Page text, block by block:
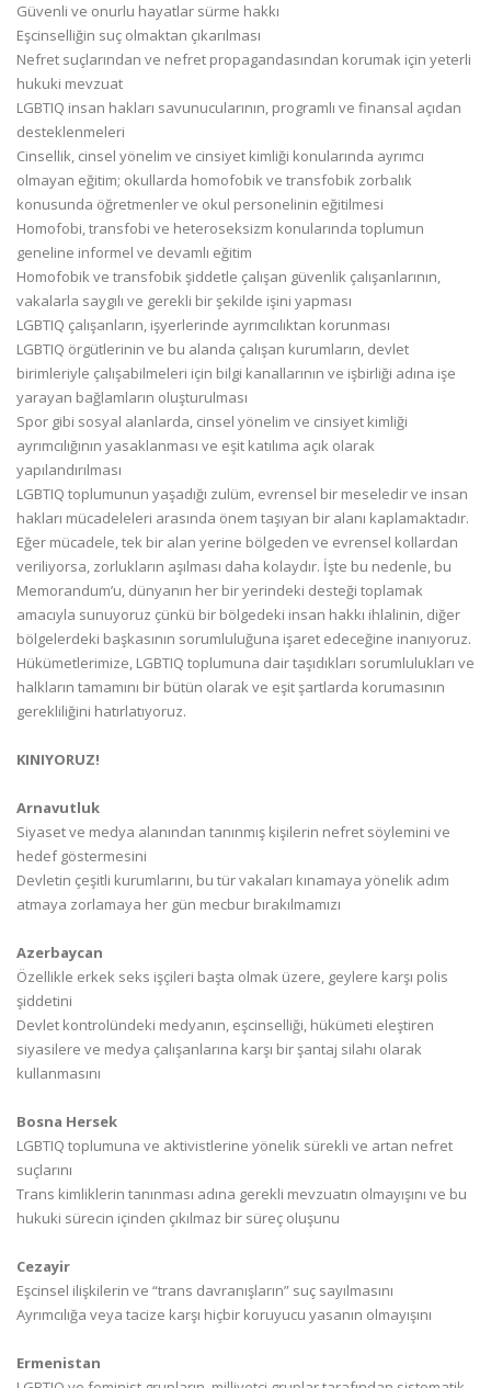
Güvenli ve onurlu hayatlar sürme hakkı
Eşcinselliğin suç olmaktan çıkarılması
Nefret suçlarından ve nefret propagandasından korumak için yeterli
hukuki mevzuat
LGBTIQ insan hakları savunucularının, programlı ve finansal açıdan
desteklenmeleri
Cinsellik, cinsel yönelim ve cinsiyet kimliği konularında ayrımcı
olmayan eğitim; okullarda homofobik ve transfobik zorbalık
konusunda öğretmenler ve okul personelinin eğitilmesi
Homofobi, transfobi ve heteroseksizm konularında toplumun
geneline informel ve devamlı eğitim
Homofobik ve transfobik şiddetle çalışan güvenlik çalışanlarının,
vakalarla saygılı ve gerekli bir şekilde işini yapması
LGBTIQ çalışanların, işyerlerinde ayrımcılıktan korunması
LGBTIQ örgütlerinin ve bu alanda çalışan kurumların, devlet
birimleriyle çalışabilmeleri için bilgi kanallarının ve işbirliği adına işe
yarayan bağlamların oluşturulması
Spor gibi sosyal alanlarda, cinsel yönelim ve cinsiyet kimliği
ayrımcılığının yasaklanması ve eşit katılıma açık olarak
yapılandırılması
LGBTIQ toplumunun yaşadığı zulüm, evrensel bir meseledir ve insan
hakları mücadeleleri arasında önem taşıyan bir alanı kaplamaktadır.
Eğer mücadele, tek bir alan yerine bölgeden ve evrensel kollardan
veriliyorsa, zorlukların aşılması daha kolaydır. İşte bu nedenle, bu
Memorandum’u, dünyanın her bir yerindeki desteği toplamak
amacıyla sunuyoruz çünkü bir bölgedeki insan hakkı ihlalinin, diğer
bölgelerdeki başkasının sorumluluğuna işaret edeceğine inanıyoruz.
Hükümetlerimize, LGBTIQ toplumuna dair taşıdıkları sorumlulukları ve
halkların tamamını bir bütün olarak ve eşit şartlarda korumasının
gerekliliğini hatırlatıyoruz.
KINIYORUZ!
Arnavutluk
Siyaset ve medya alanından tanınmış kişilerin nefret söylemini ve
hedef göstermesini
Devletin çeşitli kurumlarını, bu tür vakaları kınamaya yönelik adım
atmaya zorlamaya her gün mecbur bırakılmamızı
Azerbaycan
Özellikle erkek seks işçileri başta olmak üzere, geylere karşı polis
şiddetini
Devlet kontrolündeki medyanın, eşcinselliği, hükümeti eleştiren
siyasilere ve medya çalışanlarına karşı bir şantaj silahı olarak
kullanmasını
Bosna Hersek
LGBTIQ toplumuna ve aktivistlerine yönelik sürekli ve artan nefret
suçlarını
Trans kimliklerin tanınması adına gerekli mevzuatın olmayışını ve bu
hukuki sürecin içinden çıkılmaz bir süreç oluşunu
Cezayir
Eşcinsel ilişkilerin ve “trans davranışların” suç sayılmasını
Ayrımcılığa veya tacize karşı hiçbir koruyucu yasanın olmayışını
Ermenistan